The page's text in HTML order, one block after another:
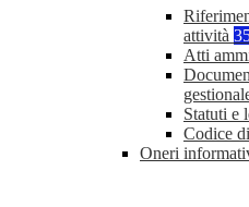
attività
Atti
Statuti e
Codice
Oneri